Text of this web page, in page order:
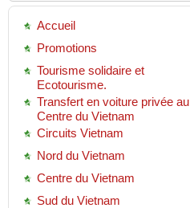
Accueil
Promotions
Tourisme solidaire et
Ecotourisme.
Transfert en voiture privée au
Centre du Vietnam
Circuits Vietnam
Nord du Vietnam
Centre du Vietnam
Sud du Vietnam